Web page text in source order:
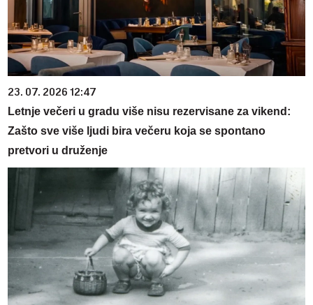
23. 07. 2026 12:47
Letnje večeri u gradu više nisu rezervisane za vikend:
Zašto sve više ljudi bira večeru koja se spontano
pretvori u druženje